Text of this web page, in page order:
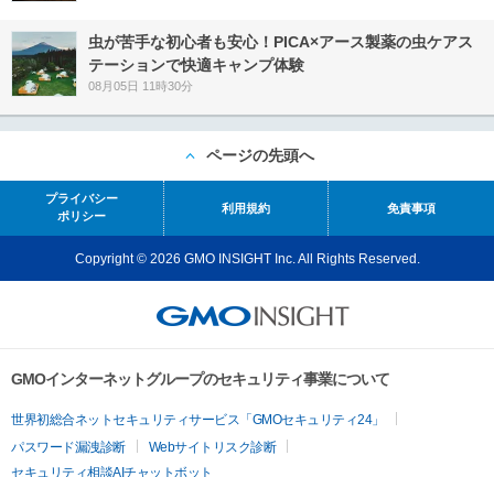
虫が苦手な初心者も安心！PICA×アース製薬の虫ケアス
テーションで快適キャンプ体験
08月05日 11時30分
ページの先頭へ
プライバシー
ポリシー
利用規約 免責事項
Copyright © 2026 GMO INSIGHT Inc. All Rights Reserved.
GMOインターネットグループのセキュリティ事業について
世界初総合ネットセキュリティサービス「GMOセキュリティ24」
パスワード漏洩診断
Webサイトリスク診断
セキュリティ相談AIチャットボット